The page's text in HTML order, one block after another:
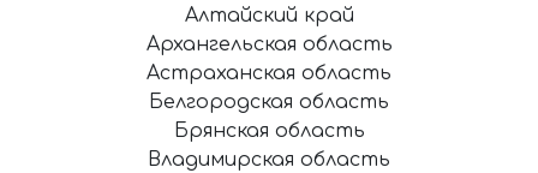
Алтайский край
Архангельская область
Астраханская область
Белгородская область
Брянская область
Владимирская область